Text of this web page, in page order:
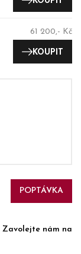
61 200,- Kč
KOUPIT
POPTÁVKA
Zavolejte nám na